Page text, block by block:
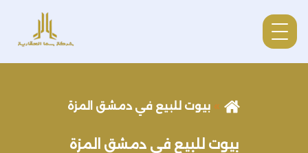
بيوت للبيع في دمشق المزة
بيوت للبيع في دمشق المزة